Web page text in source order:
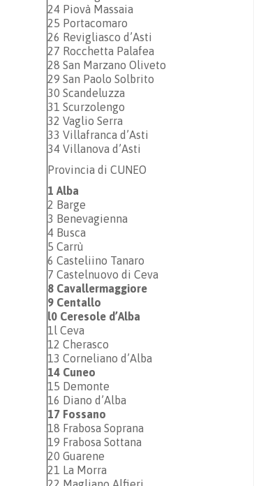
24 Piovà Massaia
25 Portacomaro
26 Revigliasco d’Asti
27 Rocchetta Palafea
28 San Marzano Oliveto
29 San Paolo Solbrito
30 Scandeluzza
31 Scurzolengo
32 Vaglio Serra
33 Villafranca d’Asti
34 Villanova d’Asti
Provincia di CUNEO
1 Alba
2 Barge
3 Benevagienna
4 Busca
5 Carrù
6 Casteliino Tanaro
7 Castelnuovo di Ceva
8 Cavallermaggiore
9 Centallo
l0 Ceresole d’Alba
1l Ceva
12 Cherasco
13 Corneliano d’Alba
14 Cuneo
15 Demonte
16 Diano d’Alba
17 Fossano
18 Frabosa Soprana
19 Frabosa Sottana
20 Guarene
21 La Morra